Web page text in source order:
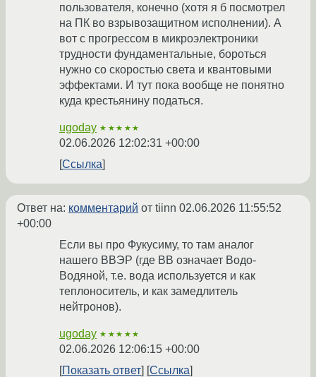
пользователя, конечно (хотя я б посмотрел
на ПК во взрывозащитном исполнении). А
вот с прогрессом в микроэлектроники
трудности фундаментальные, бороться
нужно со скоростью света и квантовыми
эффектами. И тут пока вообще не понятно
куда крестьянину податься.
ugoday ★★★★★
02.06.2026 12:02:31 +00:00
Ссылка
Ответ на: комментарий от tiinn 02.06.2026 11:55:52
+00:00
Если вы про Фукусиму, то там аналог
нашего ВВЭР (где ВВ означает Водо-
Водяной, т.е. вода используется и как
теплоноситель, и как замедлитель
нейтронов).
ugoday ★★★★★
02.06.2026 12:06:15 +00:00
Показать ответ
Ссылка